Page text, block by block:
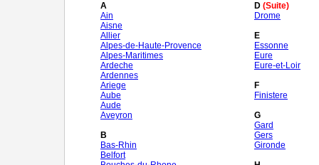
A
Ain
Aisne
Allier
Alpes-de-Haute-Provence
Alpes-Maritimes
Ardeche
Ardennes
Ariege
Aube
Aude
Aveyron
B
Bas-Rhin
Belfort
D (Suite)
Drome
E
Essonne
Eure
Eure-et-Loir
F
Finistere
G
Gard
Gers
Gironde